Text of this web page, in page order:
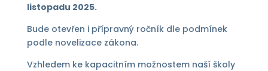
listopadu 2025.
Bude otevřen i přípravný ročník dle podmínek
podle novelizace zákona.
Vzhledem ke kapacitním možnostem naší školy